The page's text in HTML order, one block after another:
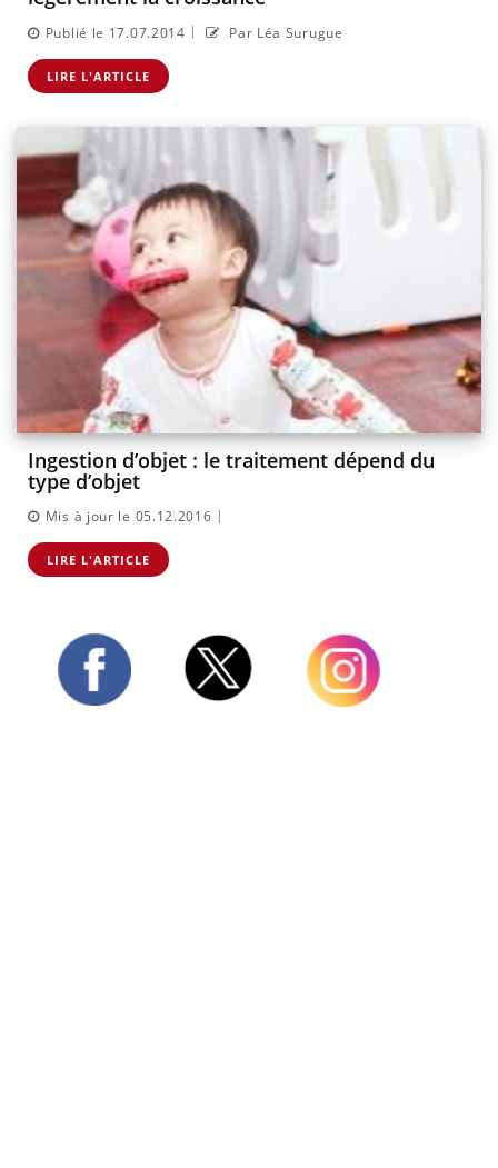
Publié le 17.07.2014 | Par Léa Surugue
LIRE L'ARTICLE
Ingestion d’objet : le traitement dépend du
type d’objet
Mis à jour le 05.12.2016 |
LIRE L'ARTICLE